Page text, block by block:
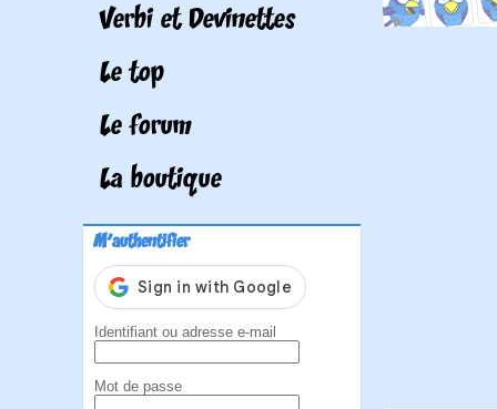
Verbi et Devinettes
Le top
Le forum
La boutique
M'authentifier
Identifiant ou adresse e-mail
Mot de passe